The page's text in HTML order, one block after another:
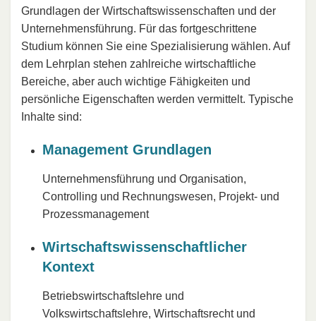
Grundlagen der Wirtschaftswissenschaften und der
Unternehmensführung. Für das fortgeschrittene
Studium können Sie eine Spezialisierung wählen. Auf
dem Lehrplan stehen zahlreiche wirtschaftliche
Bereiche, aber auch wichtige Fähigkeiten und
persönliche Eigenschaften werden vermittelt. Typische
Inhalte sind:
Management Grundlagen
Unternehmensführung und Organisation,
Controlling und Rechnungswesen, Projekt- und
Prozessmanagement
Wirtschaftswissenschaftlicher
Kontext
Betriebswirtschaftslehre und
Volkswirtschaftslehre, Wirtschaftsrecht und